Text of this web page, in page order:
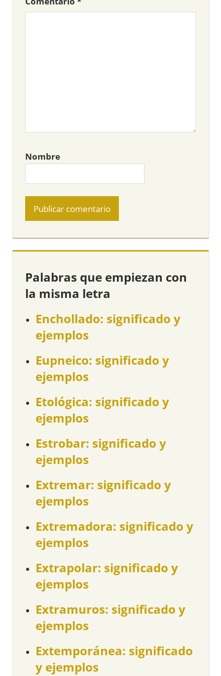
Nombre
Palabras que empiezan con
la misma letra
Enchollado: significado y
ejemplos
Eupneico: significado y
ejemplos
Etológica: significado y
ejemplos
Estrobar: significado y
ejemplos
Extremar: significado y
ejemplos
Extremadora: significado y
ejemplos
Extrapolar: significado y
ejemplos
Extramuros: significado y
ejemplos
Extemporánea: significado
y ejemplos